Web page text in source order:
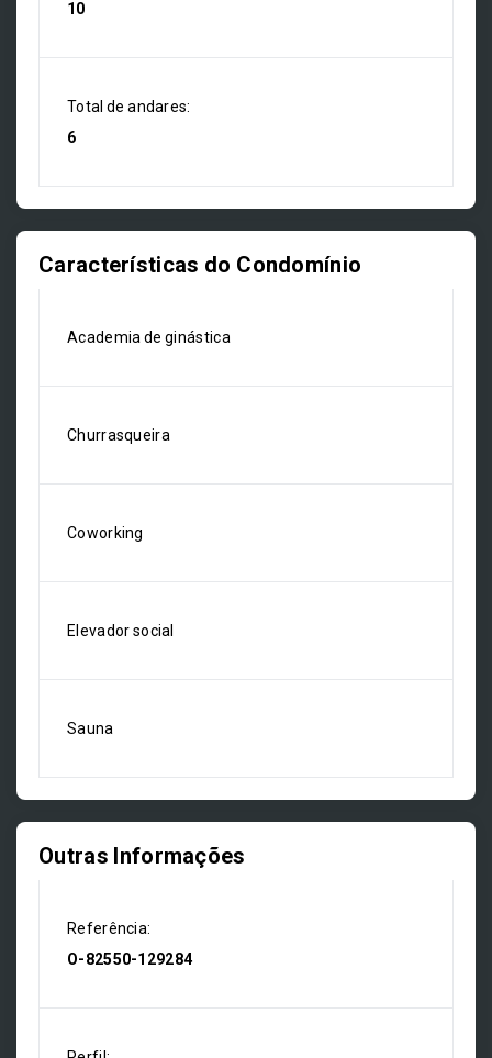
10
Total de andares:
6
Características do Condomínio
Academia de ginástica
Churrasqueira
Coworking
Elevador social
Sauna
Outras Informações
Referência:
O-82550-129284